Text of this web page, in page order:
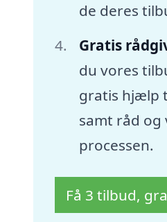
de deres
Gratis
du vores
gratis hjælp
samt råd og
processen.
Få 3 tilbud,